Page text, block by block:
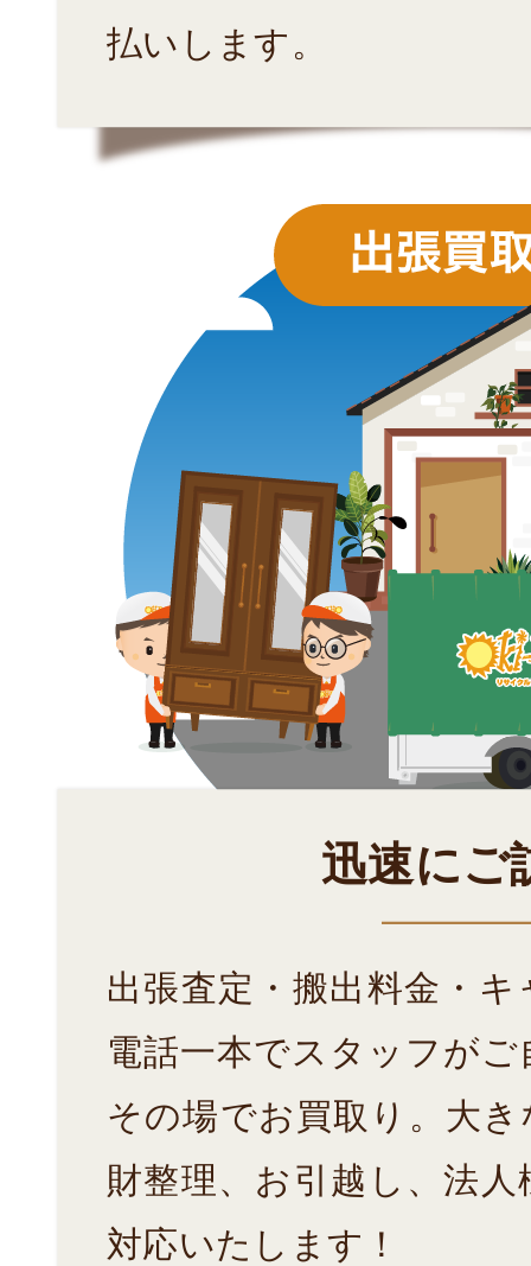
払いします。
迅速にご
出張査定・搬出料金・
電話一本でスタッフが
その場でお買取り。大
財整理、お引越し、法
対応いたします！